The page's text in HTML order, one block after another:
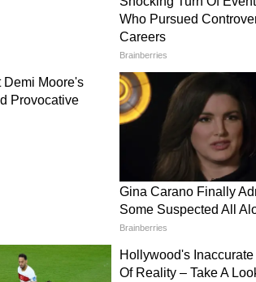
रिसर्च है। इन रिसर्चर्स ने
की कई अज्ञात और संवेदनशील
यह रिपोर्ट अमेरिकी सरकार के पास
को डर है कि अगर यह एडवांस्ड AI
बैंकों, सरकारी प्रणालियों और देश के
साइबर हमले किए जा सकते हैं।
का AI स्टार्टअप
मानती। कंपनी का दावा है कि उन्होंने
सेफ्टी इंस्टीट्यूट के साथ हफ्तों तक
मिला था। कंपनी का कहना है कि यह महज
है।